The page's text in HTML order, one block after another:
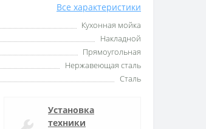
Все характеристики
Кухонная мойка
Накладной
Прямоугольная
Нержавеющая сталь
Сталь
Установка
техники